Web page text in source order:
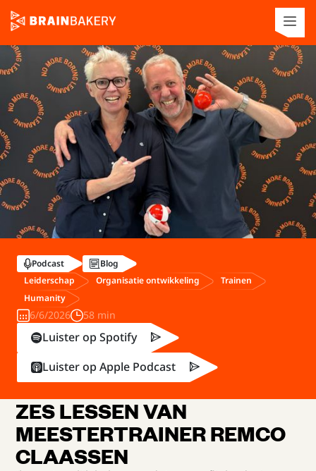
ZES LESSEN VAN
MEESTERTRAINER REMCO
CLAASSEN
Podcast
Blog
Leiderschap
Organisatie ontwikkeling
Trainen
Humanity
6/6/2026 58 min
Luister op Spotify
Luister op Apple Podcast